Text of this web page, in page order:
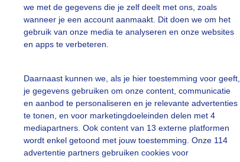
we met de gegevens die je zelf deelt met ons, zoals
wanneer je een account aanmaakt. Dit doen we om het
gebruik van onze media te analyseren en onze websites
en apps te verbeteren.
Daarnaast kunnen we, als je hier toestemming voor geeft,
je gegevens gebruiken om onze content, communicatie
en aanbod te personaliseren en je relevante advertenties
te tonen, en voor marketingdoeleinden delen met 4
mediapartners. Ook content van 13 externe platformen
wordt enkel getoond met jouw toestemming. Onze 114
advertentie partners gebruiken cookies voor